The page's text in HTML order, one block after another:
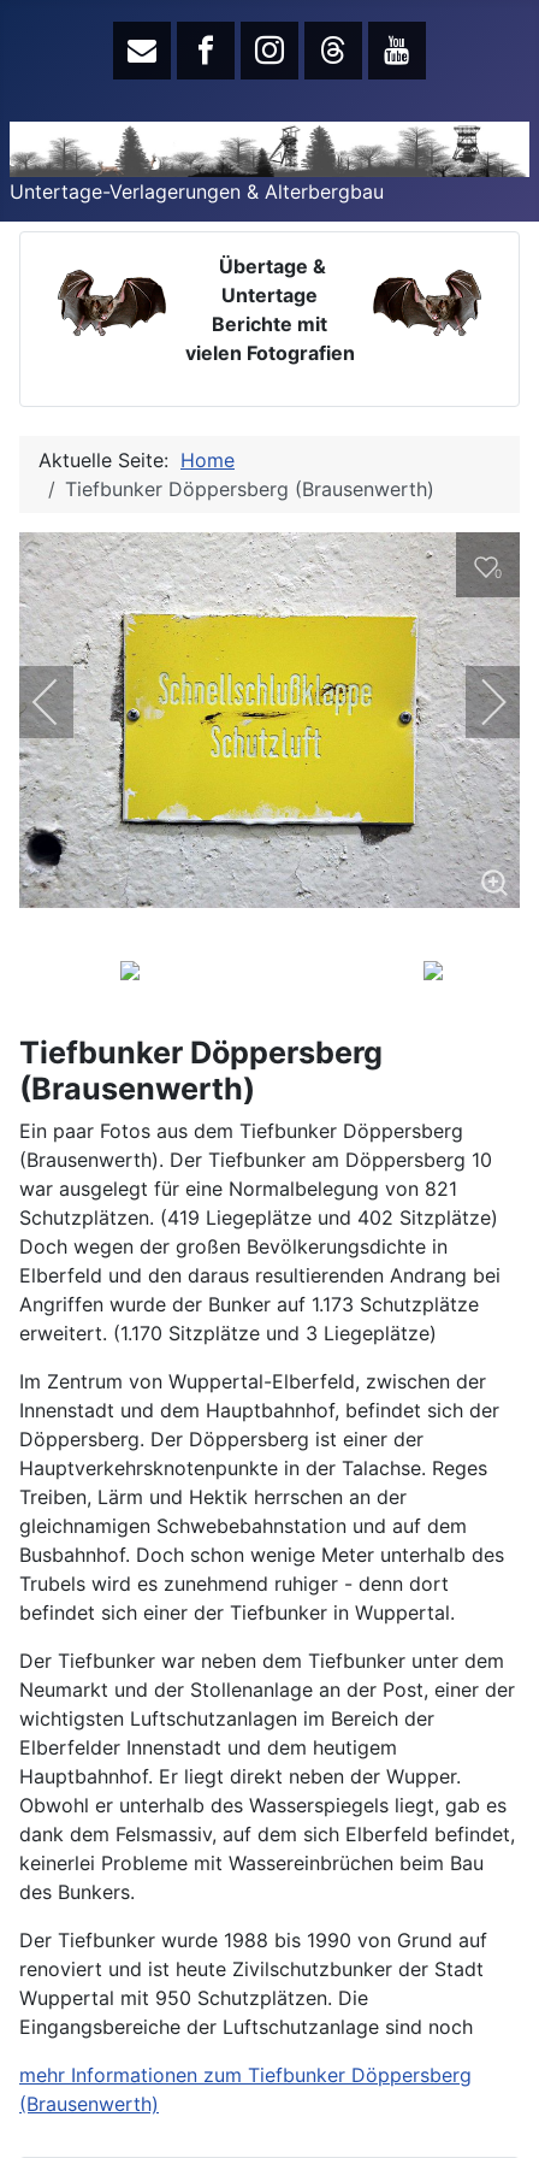
Untertage-Verlagerungen & Alterbergbau
Übertage &
Untertage
Berichte mit
vielen Fotografien
Aktuelle Seite: Home
Tiefbunker Döppersberg (Brausenwerth)
0
Tiefbunker Döppersberg
(Brausenwerth)
Ein paar Fotos aus dem Tiefbunker Döppersberg
(Brausenwerth). Der Tiefbunker am Döppersberg 10
war ausgelegt für eine Normalbelegung von 821
Schutzplätzen. (419 Liegeplätze und 402 Sitzplätze)
Doch wegen der großen Bevölkerungsdichte in
Elberfeld und den daraus resultierenden Andrang bei
Angriffen wurde der Bunker auf 1.173 Schutzplätze
erweitert. (1.170 Sitzplätze und 3 Liegeplätze)
Im Zentrum von Wuppertal-Elberfeld, zwischen der
Innenstadt und dem Hauptbahnhof, befindet sich der
Döppersberg. Der Döppersberg ist einer der
Hauptverkehrsknotenpunkte in der Talachse. Reges
Treiben, Lärm und Hektik herrschen an der
gleichnamigen Schwebebahnstation und auf dem
Busbahnhof. Doch schon wenige Meter unterhalb des
Trubels wird es zunehmend ruhiger - denn dort
befindet sich einer der Tiefbunker in Wuppertal.
Der Tiefbunker war neben dem Tiefbunker unter dem
Neumarkt und der Stollenanlage an der Post, einer der
wichtigsten Luftschutzanlagen im Bereich der
Elberfelder Innenstadt und dem heutigem
Hauptbahnhof. Er liegt direkt neben der Wupper.
Obwohl er unterhalb des Wasserspiegels liegt, gab es
dank dem Felsmassiv, auf dem sich Elberfeld befindet,
keinerlei Probleme mit Wassereinbrüchen beim Bau
des Bunkers.
Der Tiefbunker wurde 1988 bis 1990 von Grund auf
renoviert und ist heute Zivilschutzbunker der Stadt
Wuppertal mit 950 Schutzplätzen. Die
Eingangsbereiche der Luftschutzanlage sind noch
mehr Informationen zum Tiefbunker Döppersberg
(Brausenwerth)